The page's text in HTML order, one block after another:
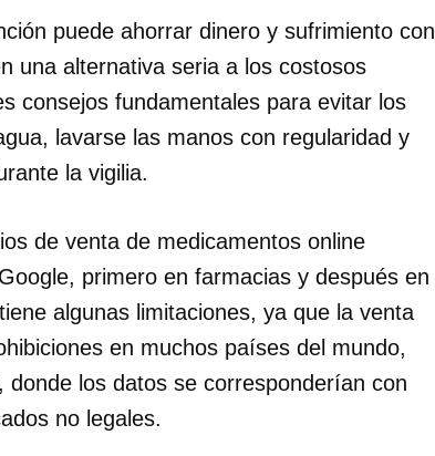
puede ahorrar dinero y sufrimiento con
una alternativa seria a los costosos
consejos fundamentales para evitar los
lavarse las manos con regularidad y
la vigilia.
de venta de medicamentos online
primero en farmacias y después en
algunas limitaciones, ya que la venta
en muchos países del mundo,
los datos se corresponderían con
no legales.